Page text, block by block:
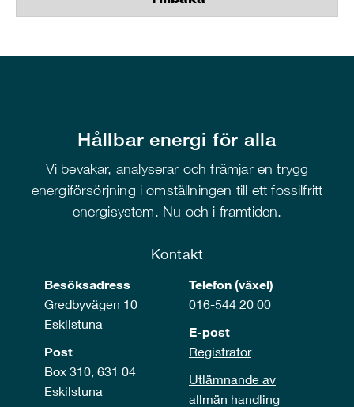
Hållbar energi för alla
Vi bevakar, analyserar och främjar en trygg
energiförsörjning i omställningen till ett fossilfritt
energisystem. Nu och i framtiden.
Kontakt
Besöksadress
Gredbyvägen 10
Eskilstuna
Post
Box 310, 631 04
Eskilstuna
Telefon (växel)
016-544 20 00
E-post
Registrator
Utlämnande av
allmän handling